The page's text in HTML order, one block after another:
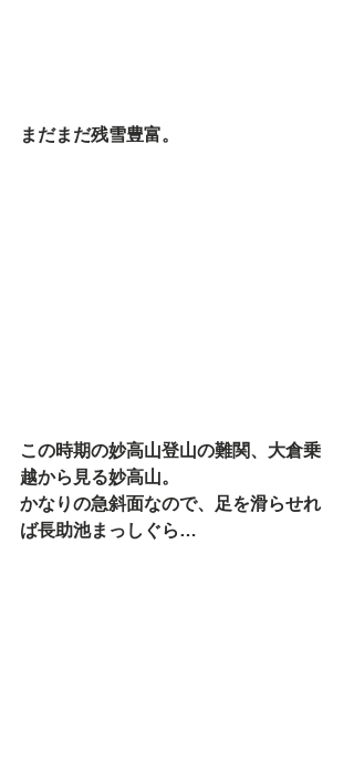
まだまだ残雪豊富。
この時期の妙高山登山の難関、大倉乗
越から見る妙高山。
かなりの急斜面なので、足を滑らせれ
ば長助池まっしぐら…